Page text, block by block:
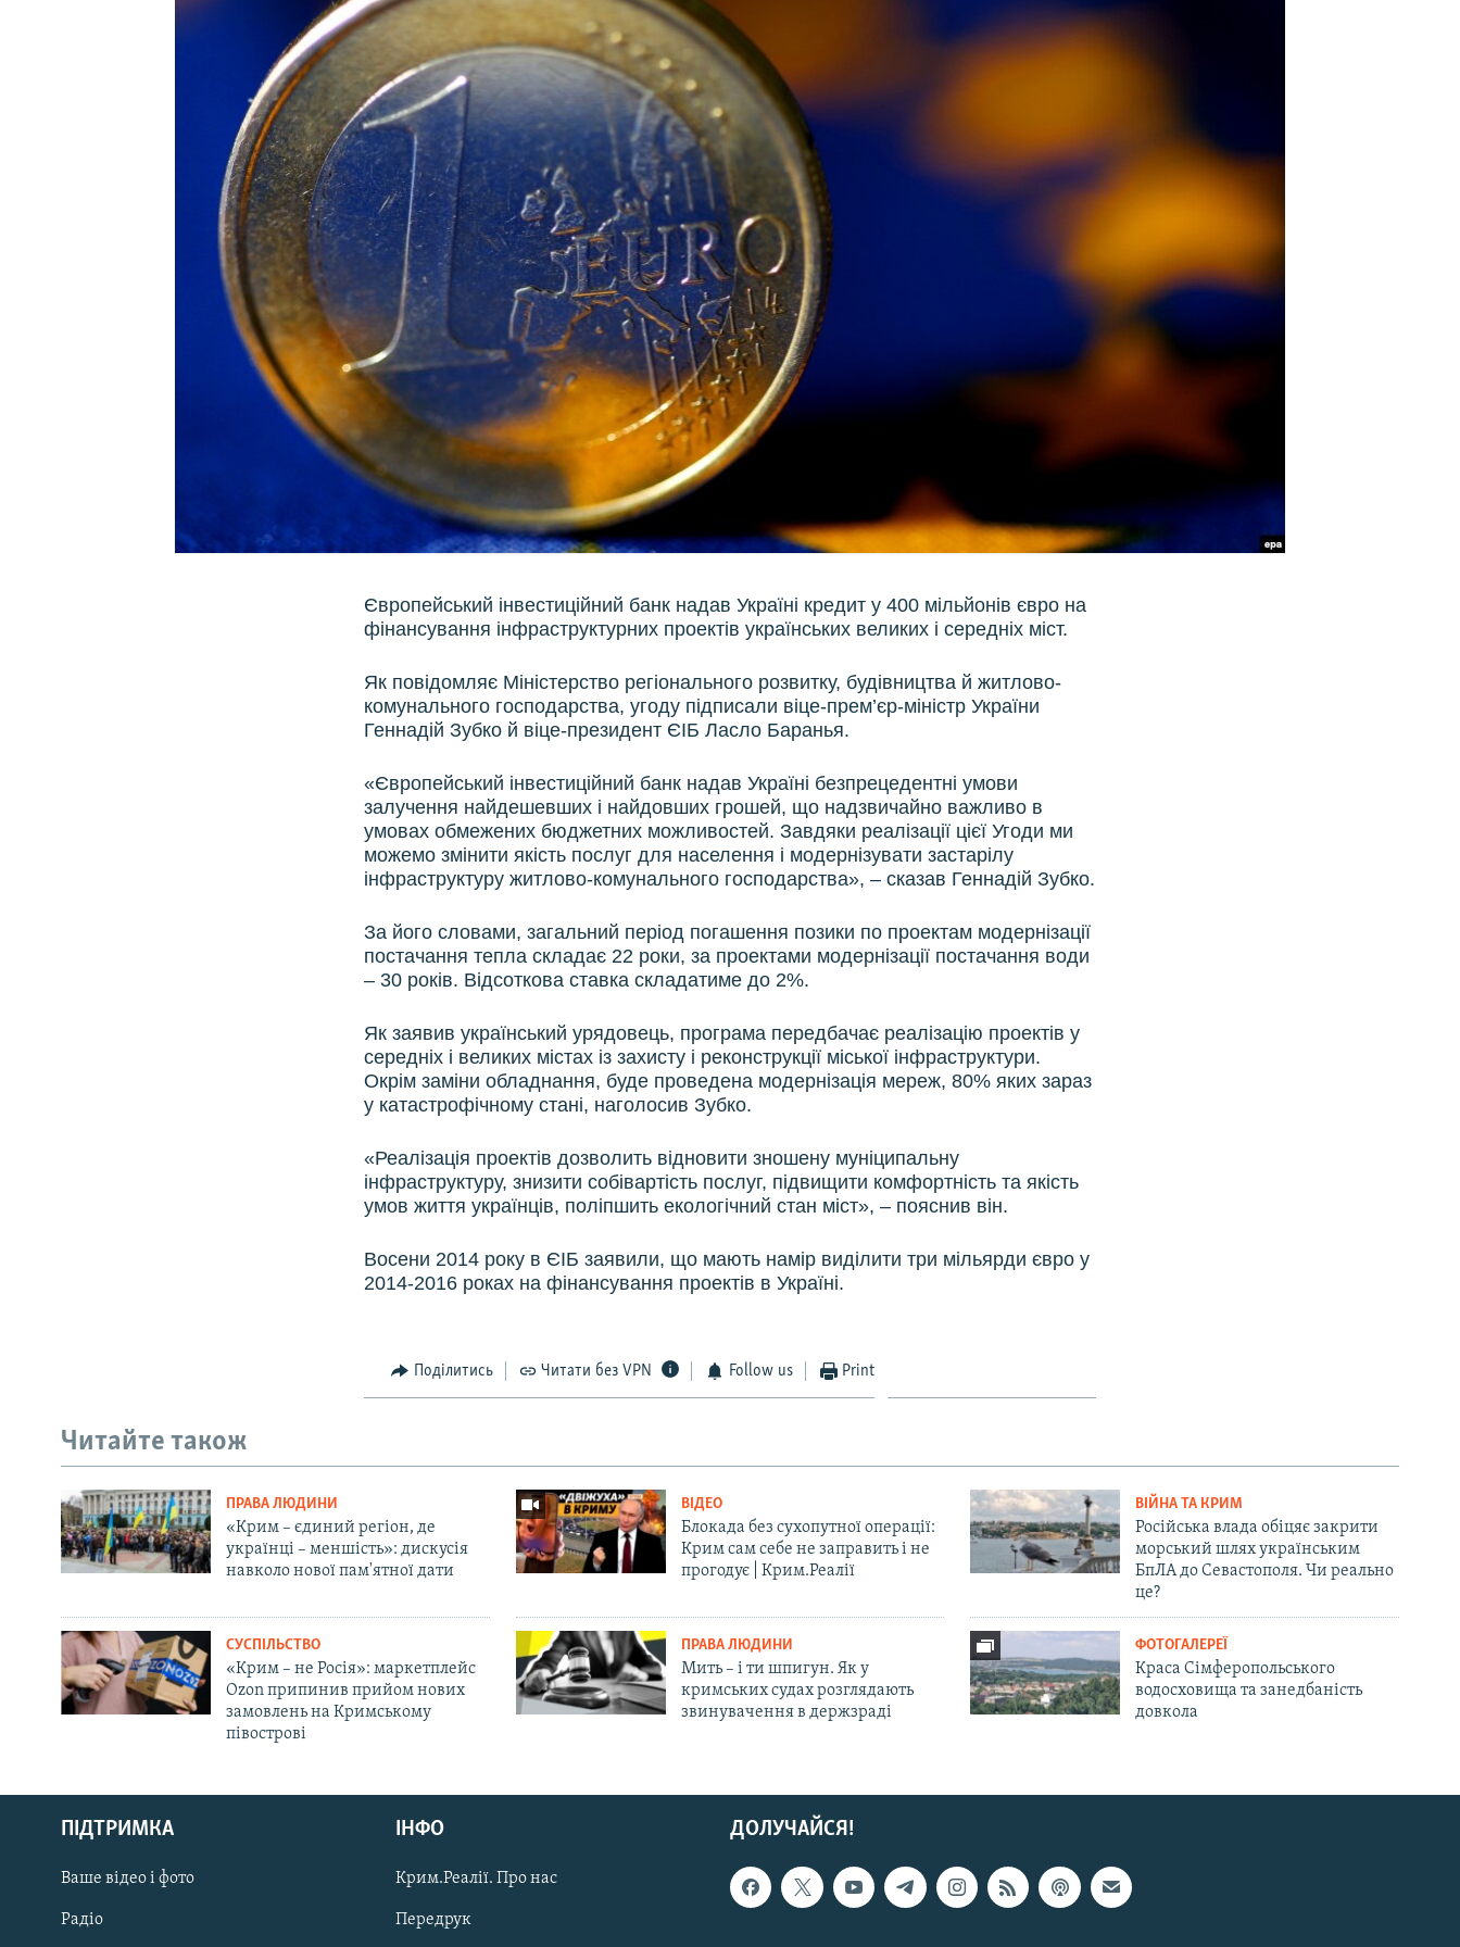
Русский
Qırımtatar
ДОЛУЧАЙСЯ!
Європейський інвестиційний банк надав Україні кредит у 400 мільйонів євро на
фінансування інфраструктурних проектів українських великих і середніх міст.
Як повідомляє Міністерство регіонального розвитку, будівництва й житлово-
комунального господарства, угоду підписали віце-прем’єр-міністр України
Геннадій Зубко й віце-президент ЄІБ Ласло Баранья.
«Європейський інвестиційний банк надав Україні безпрецедентні умови
залучення найдешевших і найдовших грошей, що надзвичайно важливо в
умовах обмежених бюджетних можливостей. Завдяки реалізації цієї Угоди ми
можемо змінити якість послуг для населення і модернізувати застарілу
інфраструктуру житлово-комунального господарства», – сказав Геннадій Зубко.
За його словами, загальний період погашення позики по проектам модернізації
постачання тепла складає 22 роки, за проектами модернізації постачання води
– 30 років. Відсоткова ставка складатиме до 2%.
Як заявив український урядовець, програма передбачає реалізацію проектів у
середніх і великих містах із захисту і реконструкції міської інфраструктури.
Окрім заміни обладнання, буде проведена модернізація мереж, 80% яких зараз
у катастрофічному стані, наголосив Зубко.
«Реалізація проектів дозволить відновити зношену муніципальну
інфраструктуру, знизити собівартість послуг, підвищити комфортність та якість
умов життя українців, поліпшить екологічний стан міст», – пояснив він.
Восени 2014 року в ЄІБ заявили, що мають намір виділити три мільярди євро у
2014-2016 роках на фінансування проектів в Україні.
Поділитись Читати без VPN Follow us Print
Читайте також
ПРАВА ЛЮДИНИ
«Крим – єдиний регіон, де
українці – меншість»: дискусія
навколо нової пам'ятної дати
ВІДЕО
Блокада без сухопутної операції:
Крим сам себе не заправить і не
прогодує | Крим.Реалії
ВІЙНА ТА КРИМ
Російська влада обіцяє закрити
морський шлях українським
БпЛА до Севастополя. Чи реально
це?
СУСПІЛЬСТВО
«Крим – не Росія»: маркетплейс
Ozon припинив прийом нових
замовлень на Кримському
півострові
ПРАВА ЛЮДИНИ
Мить – і ти шпигун. Як у
кримських судах розглядають
звинувачення в держзраді
ФОТОГАЛЕРЕЇ
Краса Сімферопольського
водосховища та занедбаність
довкола
ДОЛУЧАЙСЯ!
ПІДТРИМКА
Ваше відео і фото
Радіо
ІНФО
Крим.Реалії. Про нас
Передрук